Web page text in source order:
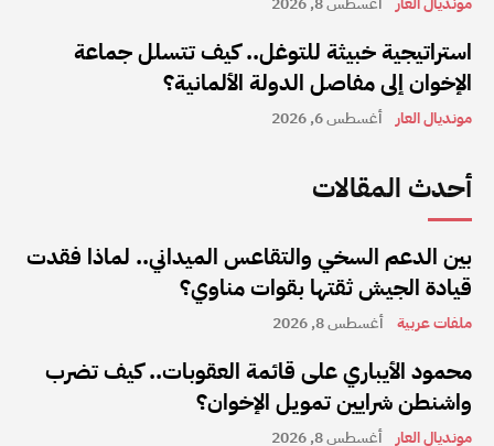
استراتيجية خبيثة للتوغل.. كيف تتسلل جماعة
الإخوان إلى مفاصل الدولة الألمانية؟
مونديال العار أغسطس 6, 2026
أحدث المقالات
بين الدعم السخي والتقاعس الميداني.. لماذا فقدت
قيادة الجيش ثقتها بقوات مناوي؟
ملفات عربية أغسطس 8, 2026
محمود الأيباري على قائمة العقوبات.. كيف تضرب
واشنطن شرايين تمويل الإخوان؟
مونديال العار أغسطس 8, 2026